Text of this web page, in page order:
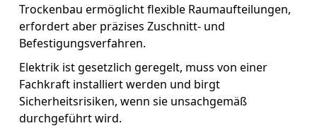
Trockenbau ermöglicht flexible Raumaufteilungen,
erfordert aber präzises Zuschnitt- und
Befestigungsverfahren.
Elektrik ist gesetzlich geregelt, muss von einer
Fachkraft installiert werden und birgt
Sicherheitsrisiken, wenn sie unsachgemäß
durchgeführt wird.